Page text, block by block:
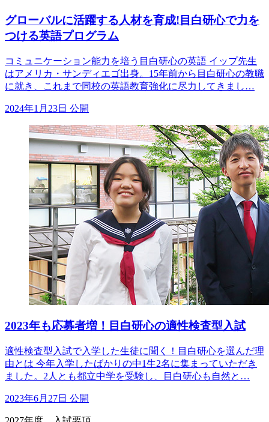
グローバルに活躍する人材を育成!目白研心で力を
つける英語プログラム
コミュニケーション能力を培う目白研心の英語 イップ先生
はアメリカ・サンディエゴ出身。15年前から目白研心の教職
に就き、これまで同校の英語教育強化に尽力してきまし…
2024年1月23日 公開
2023年も応募者増！目白研心の適性検査型入試
適性検査型入試で入学した生徒に聞く！目白研心を選んだ理
由とは 今年入学したばかりの中1生2名に集まっていただき
ました。2人とも都立中学を受験し、目白研心も自然と…
2023年6月27日 公開